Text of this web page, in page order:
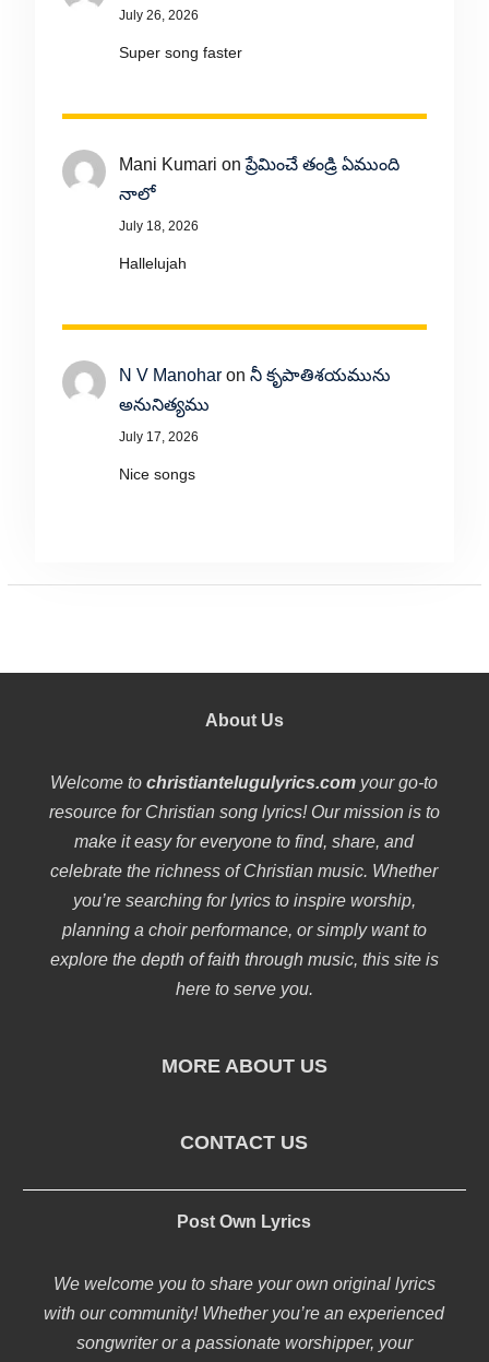
July 26, 2026
Super song faster
Mani Kumari onప్రేమించే తండ్రి ఏముంది
నాలో
July 18, 2026
Hallelujah
N V Manoharon నీ కృపాతిశయమును
అనునిత్యము
July 17, 2026
Nice songs
About Us
Welcome tochristiantelugulyrics.com your go-to
resource for Christian song lyrics! Our mission is to
make it easy for everyone to find, share, and
celebrate the richness of Christian music. Whether
you’re searching for lyrics to inspire worship,
planning a choir performance, or simply want to
explore the depth of faith through music, this site is
here to serve you.
MORE ABOUT US
CONTACT US
Post Own Lyrics
We welcome you to share your own original lyrics
with our community! Whether you’re an experienced
songwriter or a passionate worshipper, your